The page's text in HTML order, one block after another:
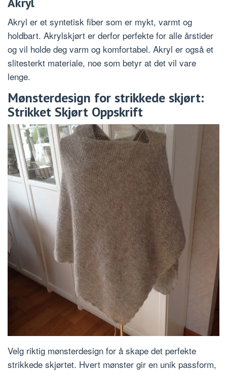
Akryl er et syntetisk fiber som er mykt, varmt og
holdbart. Akrylskjørt er derfor perfekte for alle årstider
og vil holde deg varm og komfortabel. Akryl er også et
slitesterkt materiale, noe som betyr at det vil vare
lenge.
Mønsterdesign for strikkede skjørt:
Strikket Skjørt Oppskrift
Velg riktig mønsterdesign for å skape det perfekte
strikkede skjørtet. Hvert mønster gir en unik passform,